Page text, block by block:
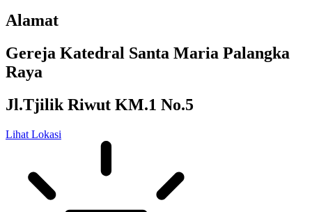
Alamat
Gereja Katedral Santa Maria Palangka
Raya
Jl.Tjilik Riwut KM.1 No.5
Lihat Lokasi